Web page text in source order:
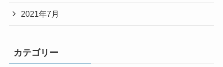
2021年7月
カテゴリー